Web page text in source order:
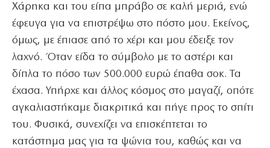
Χάρηκα και του είπα μπράβο σε καλή μεριά, ενώ
έφευγα για να επιστρέψω στο πόστο μου. Εκείνος,
όμως, με έπιασε από το χέρι και μου έδειξε τον
λαχνό. Όταν είδα το σύμβολο με το αστέρι και
δίπλα το πόσο των 500.000 ευρώ έπαθα σοκ. Τα
έχασα. Υπήρχε και άλλος κόσμος στο μαγαζί, οπότε
αγκαλιαστήκαμε διακριτικά και πήγε προς το σπίτι
του. Φυσικά, συνεχίζει να επισκέπτεται το
κατάστημα μας για τα ψώνια του, καθώς και να